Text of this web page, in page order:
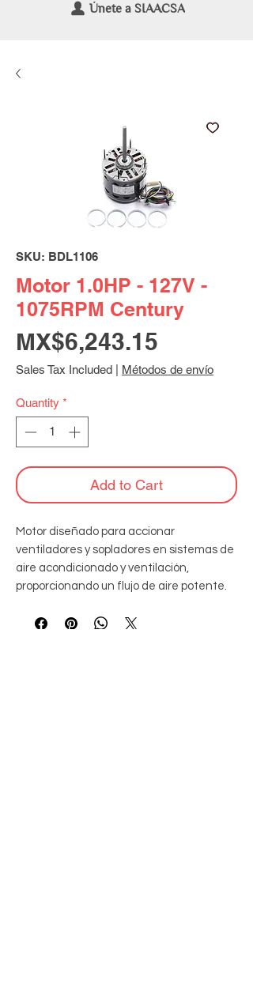
Únete a SIAACSA
SKU: BDL1106
Motor 1.0HP - 127V -
1075RPM Century
MX$6,243.15
Sales Tax Included Métodos de envío
Quantity *
Add to Cart
Motor diseñado para accionar
ventiladores y sopladores en sistemas de
aire acondicionado y ventilación,
proporcionando un flujo de aire potente.
60Hz - 1075RPM - aislamiento clase B -